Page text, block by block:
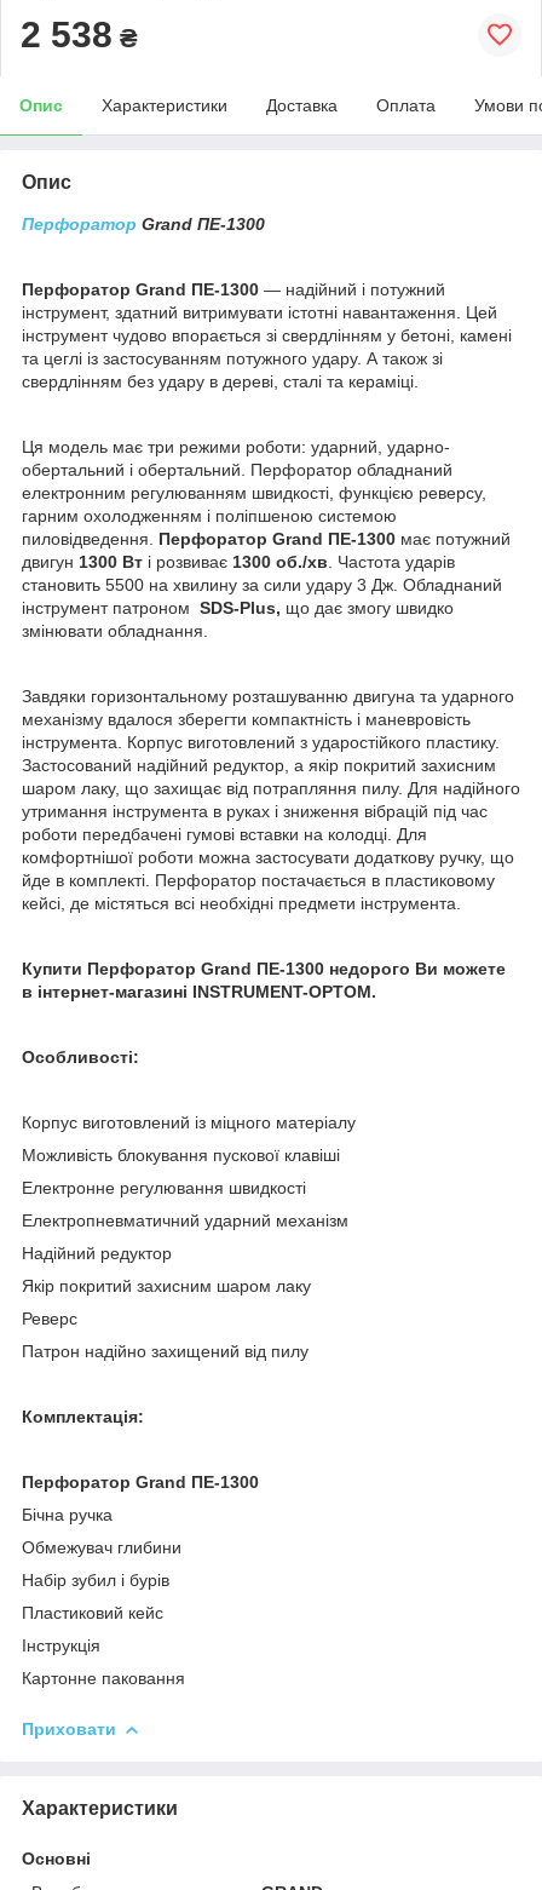
2 538 ₴
Опис Характеристики Доставка Оплата Умови
Опис
Перфоратор Grand ПЕ-1300
Перфоратор Grand ПЕ-1300 — надійний і потужний
інструмент, здатний витримувати істотні навантаження. Цей
інструмент чудово впорається зі свердлінням у бетоні, камені
та цеглі із застосуванням потужного удару. А також зі
свердлінням без удару в дереві, сталі та кераміці.
Ця модель має три режими роботи: ударний, ударно-
обертальний і обертальний. Перфоратор обладнаний
електронним регулюванням швидкості, функцією реверсу,
гарним охолодженням і поліпшеною системою
пиловідведення.
Перфоратор Grand ПЕ-1300 має потужний
двигун 1300 Вт і розвиває 1300 об./хв . Частота ударів
становить 5500 на хвилину за сили удару 3 Дж. Обладнаний
інструмент патроном SDS-Plus, що дає змогу швидко
змінювати обладнання.
Завдяки горизонтальному розташуванню двигуна та ударного
механізму вдалося зберегти компактність і маневровість
інструмента. Корпус виготовлений з ударостійкого пластику.
Застосований надійний редуктор, а якір покритий захисним
шаром лаку, що захищає від потрапляння пилу. Для надійного
утримання інструмента в руках і зниження вібрацій під час
роботи передбачені гумові вставки на колодці. Для
комфортнішої роботи можна застосувати додаткову ручку, що
йде в комплекті. Перфоратор постачається в пластиковому
кейсі, де містяться всі необхідні предмети інструмента.
Купити Перфоратор Grand ПЕ-1300 недорого Ви можете
в інтернет-магазині INSTRUMENT-OPTOM.
Особливості:
Корпус виготовлений із міцного матеріалу
Можливість блокування пускової клавіші
Електронне регулювання швидкості
Електропневматичний ударний механізм
Надійний редуктор
Якір покритий захисним шаром лаку
Реверс
Патрон надійно захищений від пилу
Комплектація:
Перфоратор Grand ПЕ-1300
Бічна ручка
Обмежувач глибини
Набір зубил і бурів
Пластиковий кейс
Інструкція
Картонне паковання
Приховати
Характеристики
Основні